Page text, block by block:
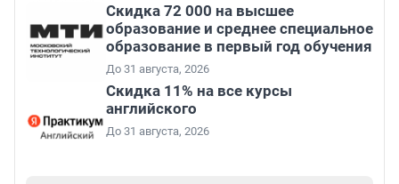
Скидка 72 000 на высшее
образование и среднее специальное
образование в первый год обучения
До 31 августа, 2026
Скидка 11% на все курсы
английского
До 31 августа, 2026